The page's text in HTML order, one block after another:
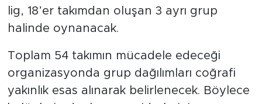
lig, 18’er takımdan oluşan 3 ayrı grup
halinde oynanacak.
Toplam 54 takımın mücadele edeceği
organizasyonda grup dağılımları coğrafi
yakınlık esas alınarak belirlenecek. Böylece